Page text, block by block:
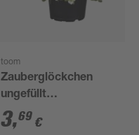
toom
Zauberglöckchen
ungefüllt
verschiedene Farben
12 cm Topf
3,69 €